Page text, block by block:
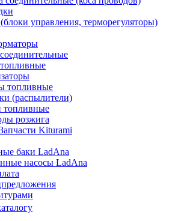
управления, терморегуляторы)
топливные
(распылители)
розжига
Kiturami
баки LadAna
насосы LadAna